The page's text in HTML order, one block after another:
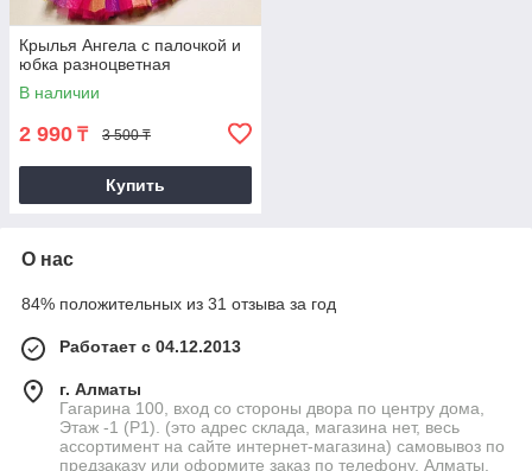
Крылья Ангела с палочкой и
юбка разноцветная
В наличии
2 990 ₸ 3 500 ₸
Купить
О нас
84% положительных из 31 отзыва за год
Работает с 04.12.2013
г. Алматы
Гагарина 100, вход со стороны двора по центру дома,
Этаж -1 (P1). (это адрес склада, магазина нет, весь
ассортимент на сайте интернет-магазина) самовывоз по
предзаказу или оформите заказ по телефону, Алматы,